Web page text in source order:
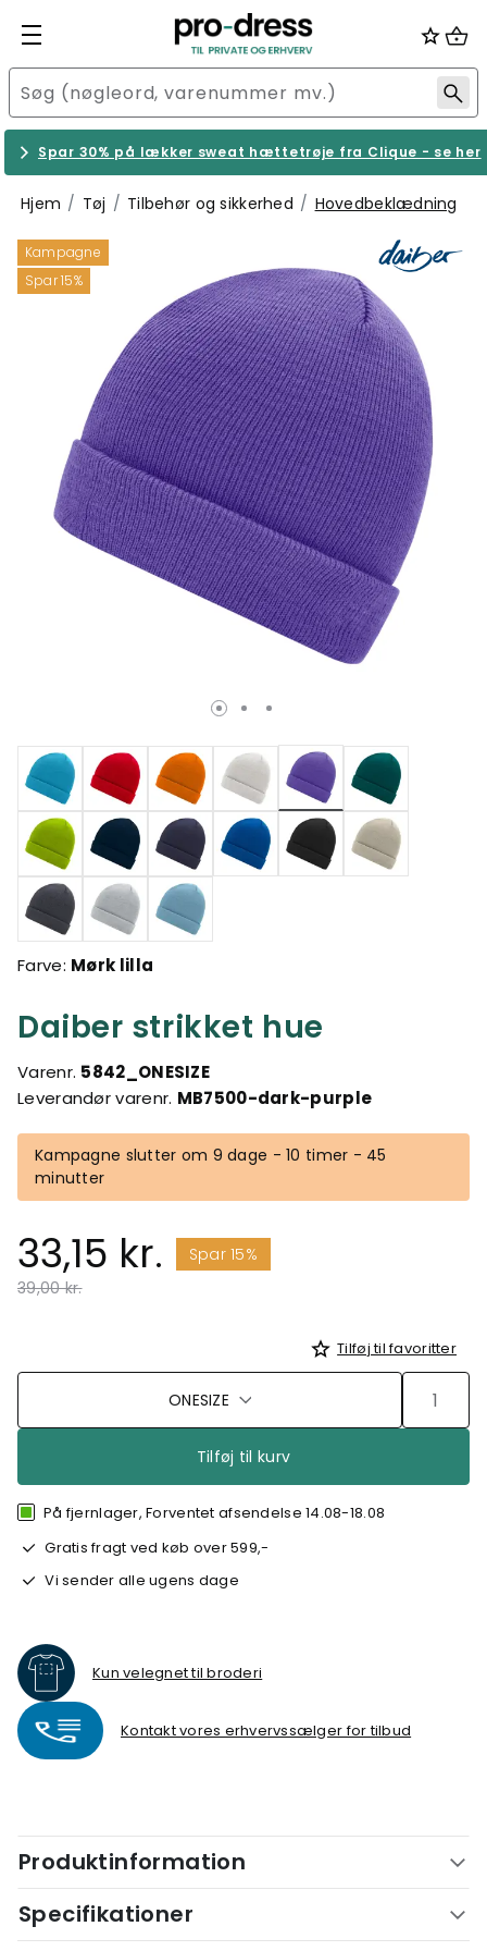
Spar 30% på lækker sweat hættetrøje fra Clique - se her
Hjem Tøj Tilbehør og sikkerhed Hovedbeklædning
Kampagne
Spar 15%
Daiber strikket hue
Varenr. 5842_ONESIZE
Leverandør varenr. MB7500-dark-purple
Kampagne slutter om 9 dage - 10 timer - 45
minutter
33,15 kr.
Spar 15%
Pris nedsat fra
39,00 kr.til
valgte
Farve: Mørk lilla
Tilføj til favoritter
ONESIZE
Tilføj til kurv
På fjernlager, Forventet afsendelse 14.08-18.08
Gratis fragt ved køb over 599,-
Vi sender alle ugens dage
Kun velegnet til broderi
Kontakt vores erhvervssælger for tilbud
Produktinformation
Specifikationer